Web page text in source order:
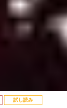
試し読み